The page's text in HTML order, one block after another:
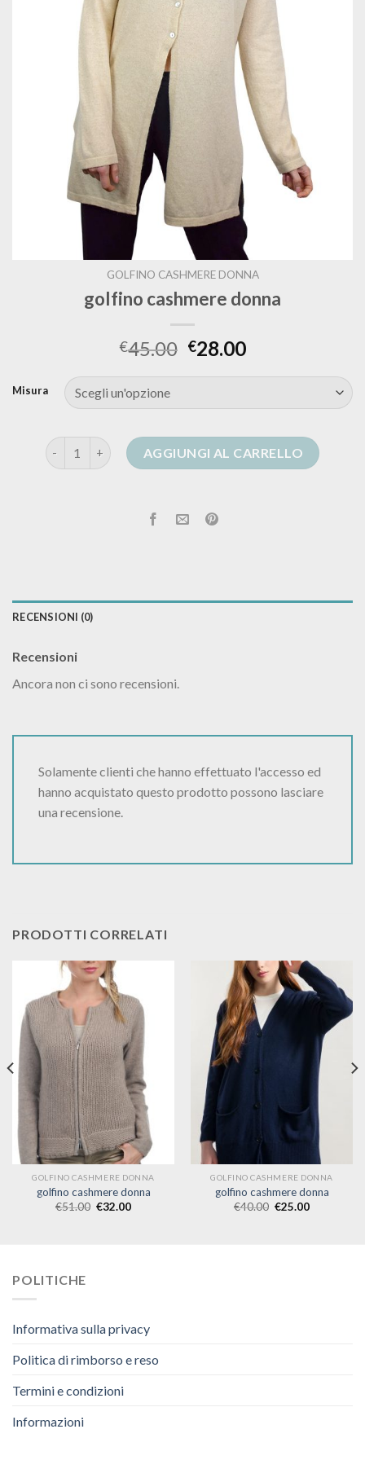
GOLFINO CASHMERE DONNA
golfino cashmere donna
€45.00 €28.00
Misura
golfino cashmere donna quantitàAGGIUNGI AL CARRELLO
RECENSIONI (0)
Recensioni
Ancora non ci sono recensioni.
Solamente clienti che hanno effettuato l'accesso ed
hanno acquistato questo prodotto possono lasciare
una recensione.
PRODOTTI CORRELATI
GOLFINO CASHMERE DONNA
golfino cashmere donna
€51.00 €32.00
GOLFINO CASHMERE DONNA
golfino cashmere donna
€40.00 €25.00
POLITICHE
Informativa sulla privacy
Politica di rimborso e reso
Termini e condizioni
Informazioni